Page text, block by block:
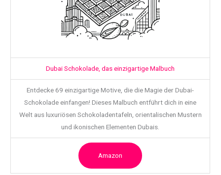
Dubai Schokolade, das einzigartige Malbuch
Entdecke 69 einzigartige Motive, die die Magie der Dubai-
Schokolade einfangen! Dieses Malbuch entführt dich in eine
Welt aus luxuriösen Schokoladentafeln, orientalischen Mustern
und ikonischen Elementen Dubais.
Amazon